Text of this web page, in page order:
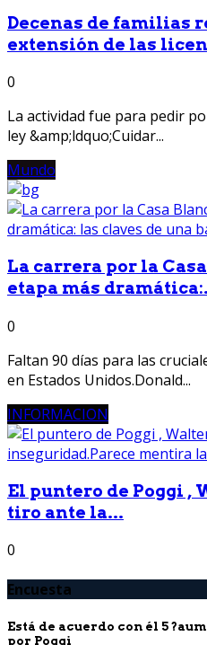
Decenas de familias
extensión de las
0
La actividad fue para pedir
ley &amp;ldquo;Cuidar...
Mundo
La carrera por la
etapa más
0
Faltan 90 días para las
en Estados Unidos.Donald...
INFORMACION
El puntero de Poggi ,
tiro ante la...
0
Encuesta
Está de acuerdo con él 5
por Poggi